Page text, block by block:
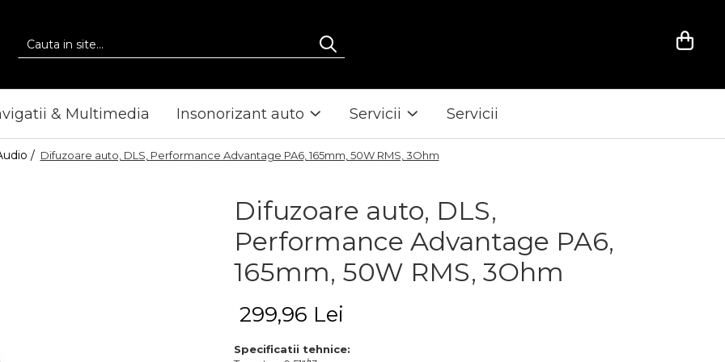
& Multimedia Insonorizant auto Servicii Servicii
/ Difuzoare auto, DLS, Performance Advantage PA6, 165mm, 50W RMS, 3Ohm
Difuzoare auto, DLS,
Performance Advantage PA6,
165mm, 50W RMS, 3Ohm
299,96 Lei
Specificatii tehnice: